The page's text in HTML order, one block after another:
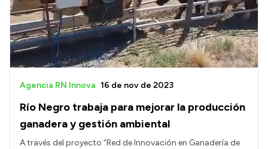
Mi Vial
Recibos de sueldo
Correo oficial
Río Negro trabaja para mejorar la producción
ganadera y gestión ambiental
Agencia RN Innova 16 de nov de 2023
A través del proyecto “Red de Innovación en Ganadería de